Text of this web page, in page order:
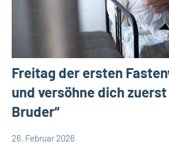
Freitag der ersten
und versöhne dich
Bruder“
26. Februar 2026